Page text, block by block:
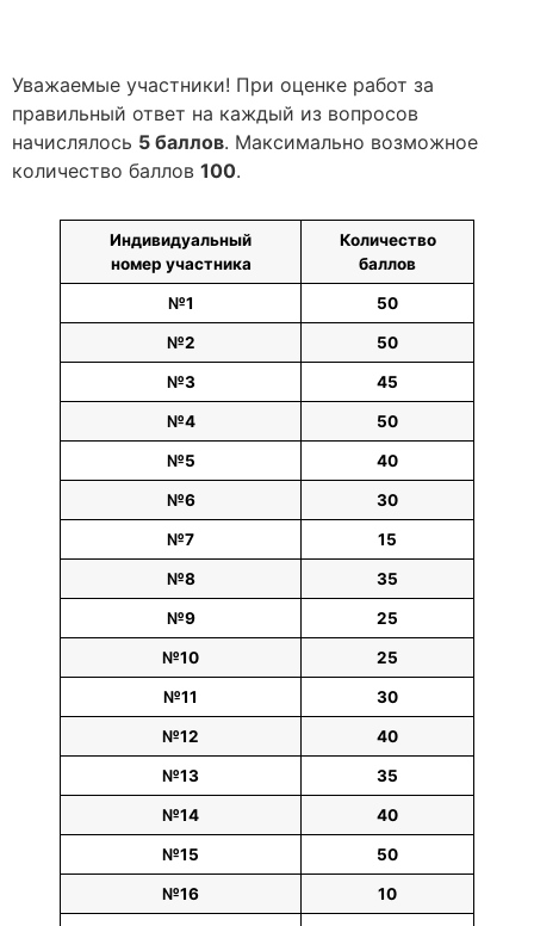
Уважаемые участники! При оценке работ за
правильный ответ на каждый из вопросов
начислялось 5 баллов. Максимально возможное
количество баллов 100.
Индивидуальный
номер участника
Количество
баллов
№1 50
№2 50
№3 45
№4 50
№5 40
№6 30
№7 15
№8 35
№9 25
№10 25
№11 30
№12 40
№13 35
№14 40
№15 50
№16 10